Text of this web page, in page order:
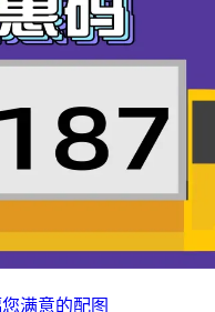
满意的配图